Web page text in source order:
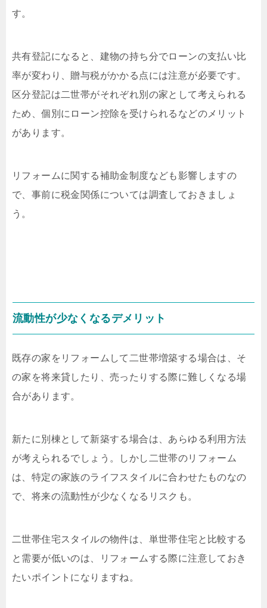
す。
共有登記になると、建物の持ち分でローンの支払い比
率が変わり、贈与税がかかる点には注意が必要です。
区分登記は二世帯がそれぞれ別の家として考えられる
ため、個別にローン控除を受けられるなどのメリット
があります。
リフォームに関する補助金制度なども影響しますの
で、事前に税金関係については調査しておきましょ
う。
流動性が少なくなるデメリット
既存の家をリフォームして二世帯増築する場合は、そ
の家を将来貸したり、売ったりする際に難しくなる場
合があります。
新たに別棟として新築する場合は、あらゆる利用方法
が考えられるでしょう。しかし二世帯のリフォーム
は、特定の家族のライフスタイルに合わせたものなの
で、将来の流動性が少なくなるリスクも。
二世帯住宅スタイルの物件は、単世帯住宅と比較する
と需要が低いのは、リフォームする際に注意しておき
たいポイントになりますね。